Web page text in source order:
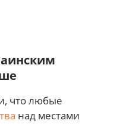
что любые
над местами